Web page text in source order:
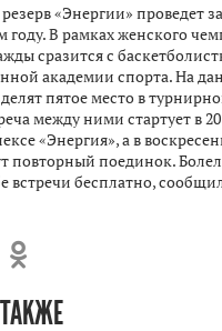
«Энергии» проведет
году. В рамках женского
сразится с
академии спорта. На
пятое место в
между ними стартует в
«Энергия», а в
повторный поединок.
встречи бесплатно,